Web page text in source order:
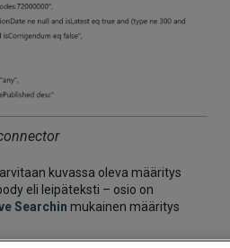
kuvassa oleva määritys
eli leipäteksti – osio on
Searchin mukainen määritys